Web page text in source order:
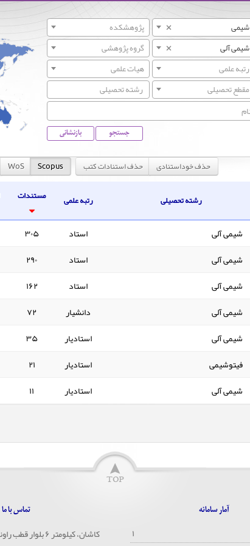
× شیمی پژوهشکده
× شیمی آلی
گروه پژوهشی
رتبه علمی
هیات علمی
مقطع تحصیلی
جستجو بازنشانی
Scopus
WoS حذف خوداستنادی حذف استنادات کتب
مستندات رتبه علمی رشته تحصیلی
۳۰۵ استاد شیمی آلی
۲۹۰ استاد شیمی آلی
۱۶۲ استاد شیمی آلی
۷۲ دانشیار شیمی آلی
۳۵ استادیار شیمی آلی
۲۱ استادیار فیتوشیمی
۱۱ استادیار شیمی آلی
آمار سامانه
۱
تماس با ما
کاشان، کیلومتر ۶ بلوار قطب راوندی، دانشگاه کاشان